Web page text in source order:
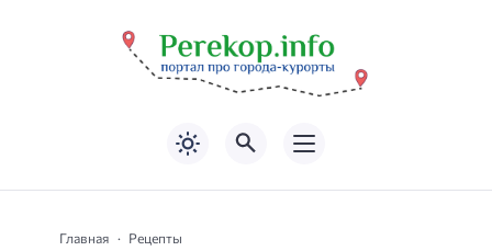
Главная Рецепты